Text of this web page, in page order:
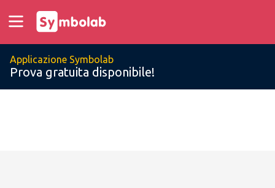
Applicazione Symbolab
Prova gratuita disponibile!